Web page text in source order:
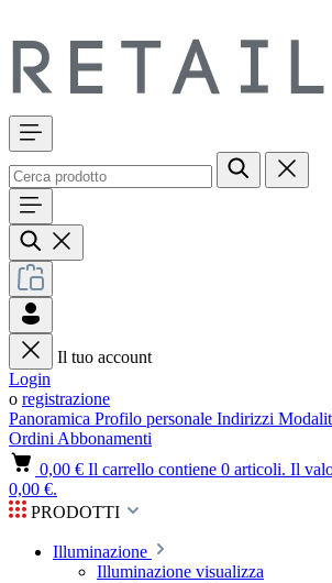
Il tuo account
Login
o registrazione
Panoramica Profilo personale Indirizzi
Ordini Abbonamenti
0,00 € Il carrello contiene 0 articoli. Il
0,00 €.
PRODOTTI
Illuminazione
Illuminazione visualizza